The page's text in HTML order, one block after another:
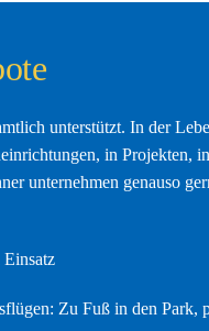
unterstützt. In der
in Projekten, in
unternehmen genauso
Zu Fuß in den Park,